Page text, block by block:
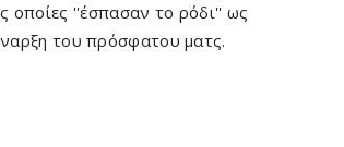
οποίες ''έσπασαν το ρόδι'' ως
του πρόσφατου ματς.